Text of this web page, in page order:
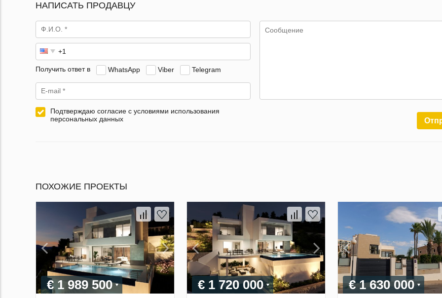
НАПИСАТЬ ПРОДАВЦУ
Получить ответ в WhatsApp Viber Telegram
Подтверждаю согласие с условиями использования
персональных данных
ПОХОЖИЕ ПРОЕКТЫ
€ 1 989 500 € 1 720 000 € 1 630 000